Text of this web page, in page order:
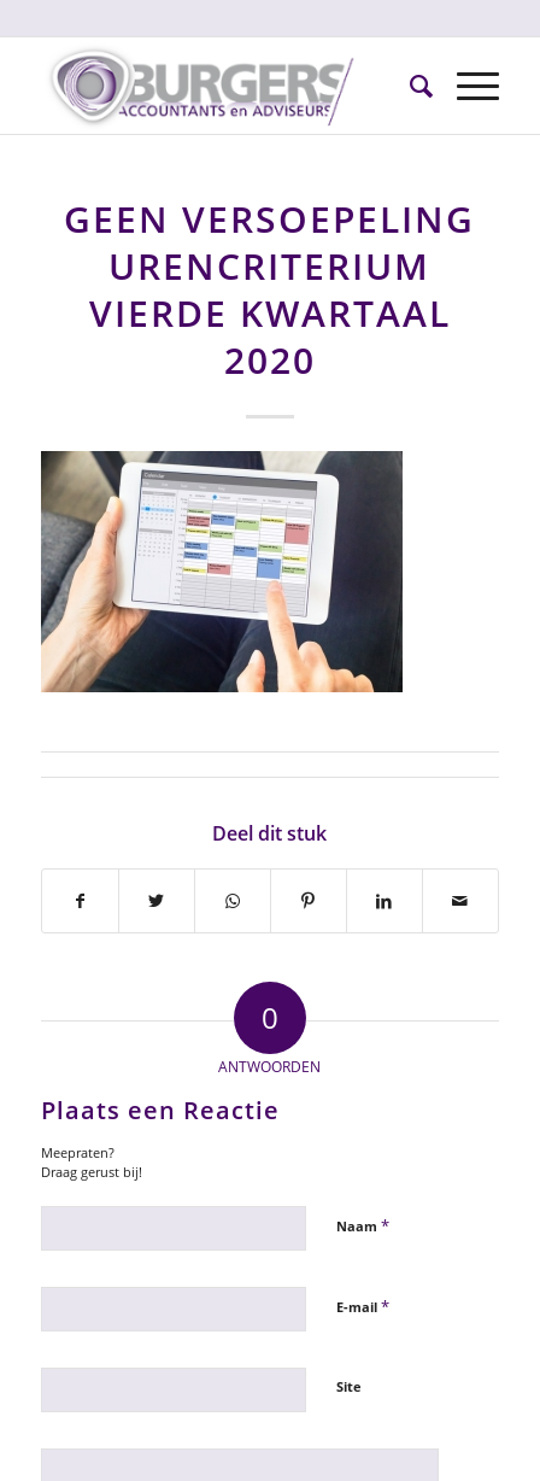
GEEN VERSOEPELING
URENCRITERIUM
VIERDE KWARTAAL
2020
Deel dit stuk
0
ANTWOORDEN
Plaats een Reactie
Meepraten?
Draag gerust bij!
Naam *
E-mail *
Site